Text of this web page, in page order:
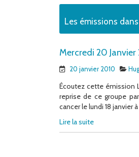
Les émissions
Mercredi 20
20 janvier 2010
Écoutez cette émission
reprise de ce groupe
cancer le lundi 18 janvier
Lire la suite